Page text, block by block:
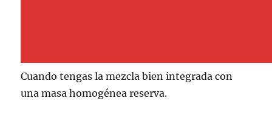
Cuando tengas la mezcla bien integrada con
una masa homogénea reserva.